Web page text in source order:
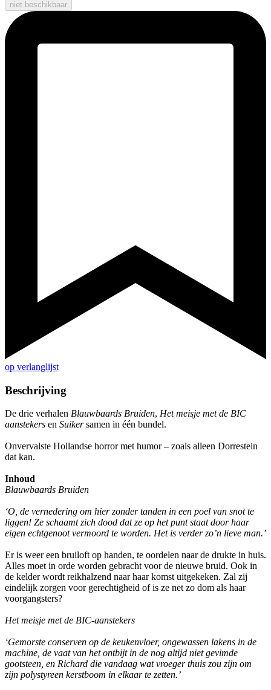
niet beschikbaar
op verlanglijst
Beschrijving
De drie verhalen Blauwbaards Bruiden, Het meisje met de BIC
aanstekers en Suikersamen in één bundel.
Onvervalste Hollandse horror met humor – zoals alleen Dorrestein
dat kan.
Inhoud
Blauwbaards Bruiden
‘O, de vernedering om hier zonder tanden in een poel van snot te
liggen! Ze schaamt zich dood dat ze op het punt staat door haar
eigen echtgenoot vermoord te worden. Het is verder zo’n lieve man.’
Er is weer een bruiloft op handen, te oordelen naar de drukte in huis.
Alles moet in orde worden gebracht voor de nieuwe bruid. Ook in
de kelder wordt reikhalzend naar haar komst uitgekeken. Zal zij
eindelijk zorgen voor gerechtigheid of is ze net zo dom als haar
voorgangsters?
Het meisje met de BIC-aanstekers
‘Gemorste conserven op de keukenvloer, ongewassen lakens in de
machine, de vaat van het ontbijt in de nog altijd niet gevimde
gootsteen, en Richard die vandaag wat vroeger thuis zou zijn om
zijn polystyreen kerstboom in elkaar te zetten.’